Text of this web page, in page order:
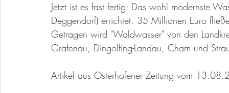
Jetzt ist es fast fertig: Das wohl modernste
Deggendorf) errichtet. 35 Millionen Euro
Getragen wird "Waldwasser" von den
Grafenau, Dingolfing-Landau, Cham und
Artikel aus Osterhofener Zeitung vom